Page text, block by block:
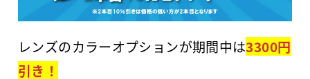
レンズのカラーオプションが期間中は3300円
引き！